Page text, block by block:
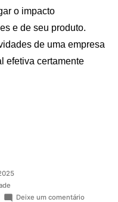
o impacto
e de seu produto.
de uma empresa
efetiva certamente
Deixe um comentário